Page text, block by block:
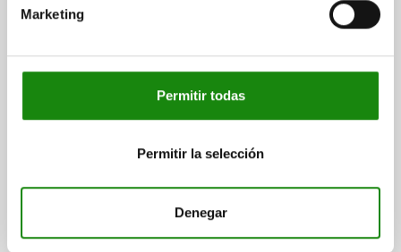
Marketing
Permitir todas
Permitir la selección
Denegar
CAD